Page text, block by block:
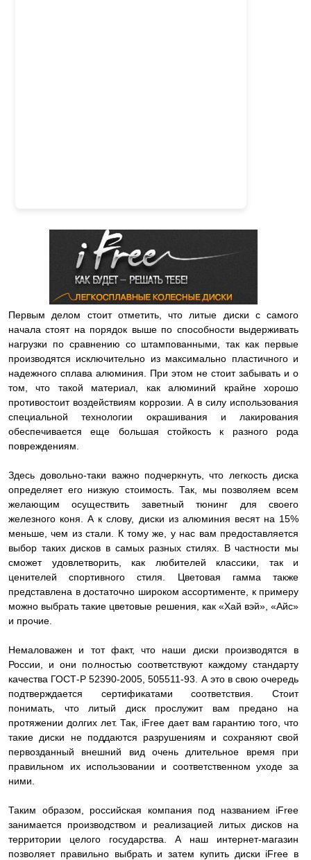
Первым делом стоит отметить, что литые диски с самого
начала стоят на порядок выше по способности выдерживать
нагрузки по сравнению со штампованными, так как первые
производятся исключительно из максимально пластичного и
надежного сплава алюминия. При этом не стоит забывать и о
том, что такой материал, как алюминий крайне хорошо
противостоит воздействиям коррозии. А в силу использования
специальной технологии окрашивания и лакирования
обеспечивается еще большая стойкость к разного рода
повреждениям.
Здесь довольно-таки важно подчеркнуть, что легкость диска
определяет его низкую стоимость. Так, мы позволяем всем
желающим осуществить заветный тюнинг для своего
железного коня. А к слову, диски из алюминия весят на 15%
меньше, чем из стали. К тому же, у нас вам предоставляется
выбор таких дисков в самых разных стилях. В частности мы
сможет удовлетворить, как любителей классики, так и
ценителей спортивного стиля. Цветовая гамма также
представлена в достаточно широком ассортименте, к примеру
можно выбрать такие цветовые решения, как «Хай вэй», «Айс»
и прочие.
Немаловажен и тот факт, что наши диски производятся в
России, и они полностью соответствуют каждому стандарту
качества ГОСТ-Р 52390-2005, 505511-93. А это в свою очередь
подтверждается сертификатами соответствия. Стоит
понимать, что литый диск прослужит вам предано на
протяжении долгих лет. Так, iFree дает вам гарантию того, что
такие диски не поддаются разрушениям и сохраняют свой
первозданный внешний вид очень длительное время при
правильном их использовании и соответственном уходе за
ними.
Таким образом, российская компания под названием iFree
занимается производством и реализацией литых дисков на
территории целого государства. А наш интернет-магазин
позволяет правильно выбрать и затем купить диски iFree в